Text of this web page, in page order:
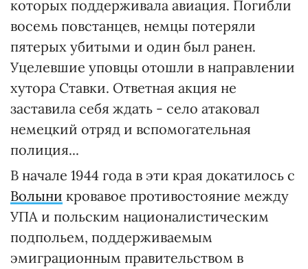
которых поддерживала авиация. Погибли
восемь повстанцев, немцы потеряли
пятерых убитыми и один был ранен.
Уцелевшие уповцы отошли в направлении
хутора Ставки. Ответная акция не
заставила себя ждать - село атаковал
немецкий отряд и вспомогательная
полиция...
В начале 1944 года в эти края докатилось с
Волыни кровавое противостояние между
УПА и польским националистическим
подпольем, поддерживаемым
эмиграционным правительством в